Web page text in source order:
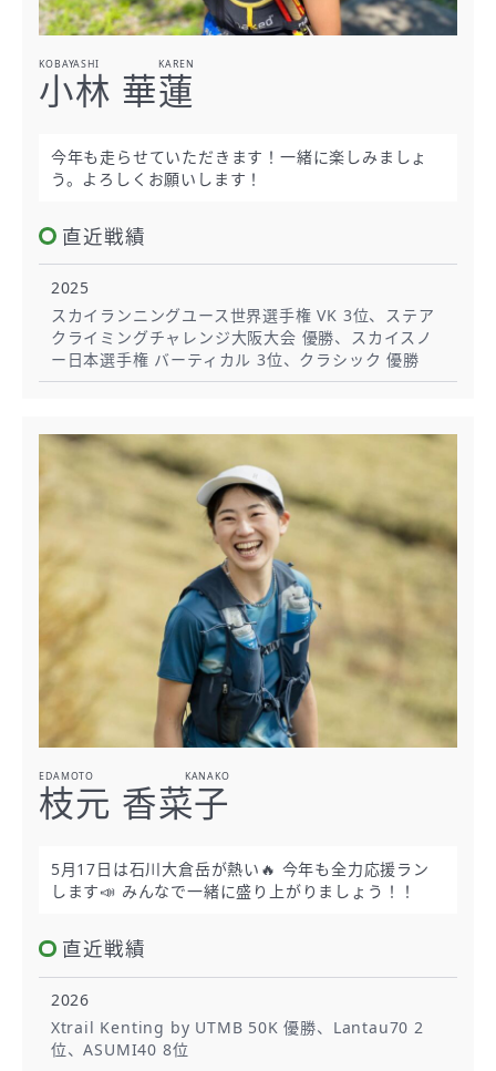
小林 華蓮
KOBAYASHI KAREN
今年も走らせていただきます！一緒に楽しみましょ
う。よろしくお願いします！
直近戦績
2025
スカイランニングユース世界選手権 VK 3位、ステア
クライミングチャレンジ大阪大会 優勝、スカイスノ
ー日本選手権 バーティカル 3位、クラシック 優勝
枝元 香菜子
EDAMOTO KANAKO
5月17日は石川大倉岳が熱い🔥 今年も全力応援ラン
します📣 みんなで一緒に盛り上がりましょう！！
直近戦績
2026
Xtrail Kenting by UTMB 50K 優勝、Lantau70 2
位、ASUMI40 8位